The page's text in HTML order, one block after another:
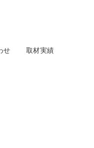
せ 取材実績